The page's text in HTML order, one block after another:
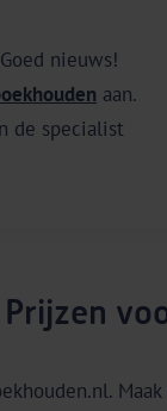
nieuws!
aan.
de specialist
Prijzen